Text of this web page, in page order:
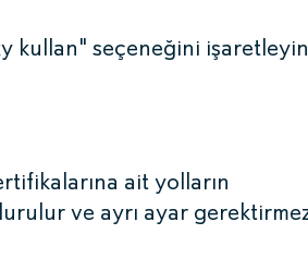
kullan" seçeneğini
ait yolların
ve ayrı ayar